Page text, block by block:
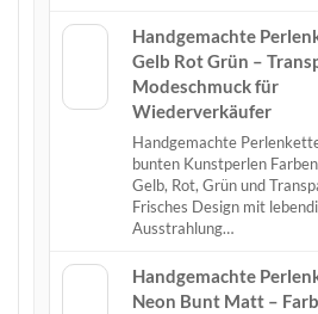
Handgemachte
Gelb Rot Grün –
Modeschmuck für
Wiederverkäufer
Handgemachte
bunten Kunstperlen
Gelb, Rot, Grün und
Frisches Design mit
Ausstrahlung…
Handgemachte
Neon Bunt Matt –